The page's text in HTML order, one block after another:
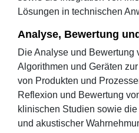
Lösungen in technischen
Analyse, Bewertung
Die Analyse und Bewertung
Algorithmen und Geräten
von Produkten und
Reflexion und Bewertung
klinischen Studien sowie
und akustischer